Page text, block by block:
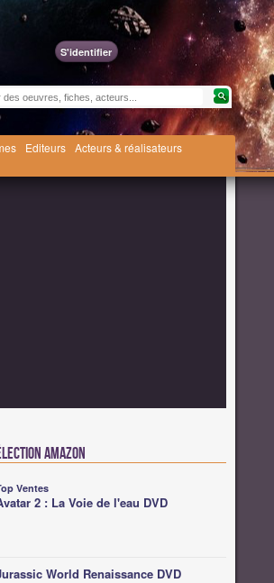
S'identifier
Editeurs Acteurs & réalisateurs
Amazon
Ventes
2 : La Voie de l'eau DVD
World Renaissance DVD